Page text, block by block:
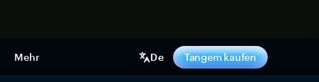
Mehr De Tangem kaufen